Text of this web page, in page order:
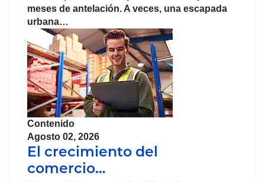
meses de antelación. A veces, una escapada
urbana…
Contenido
Agosto 02, 2026
El crecimiento del
comercio…